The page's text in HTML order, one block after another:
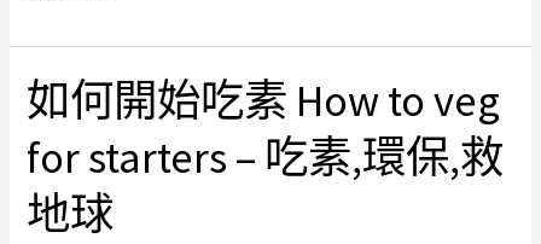
訪
Dr.
James
Hansen,
NASA-
吃
如何開始吃素 How to veg
for starters – 吃素,環保,救
地球
如
何
開
吃